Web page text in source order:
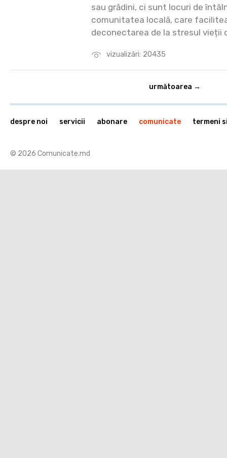
vizualizări: 20435
sau grădini, ci sunt locuri de
comunitatea locală, care
deconectarea de la stresul vieții
următoarea →
© 2026 Comunicate.md
despre noi servicii abonare comunicate termeni